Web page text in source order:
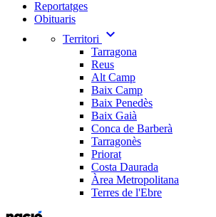
Reportatges
Obituaris
Territori
expand_more
Tarragona
Reus
Alt Camp
Baix Camp
Baix Penedès
Baix Gaià
Conca de Barberà
Tarragonès
Priorat
Costa Daurada
Àrea Metropolitana
Terres de l'Ebre